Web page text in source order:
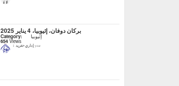
بركان دوفان، إثيوبيا، 4 يناير 2025
Category: إثيوبيا
654 Views
إداري-تغريد 1 year